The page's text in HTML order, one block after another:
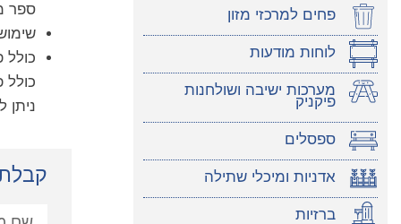
פחים למרכזי מזון
לוחות מודעות
מערכות ישיבה ושולחנות
פיקניק
ספסלים
אדניות ומיכלי שתילה
ברזיות
ספר
כולל
כולל
ניתן